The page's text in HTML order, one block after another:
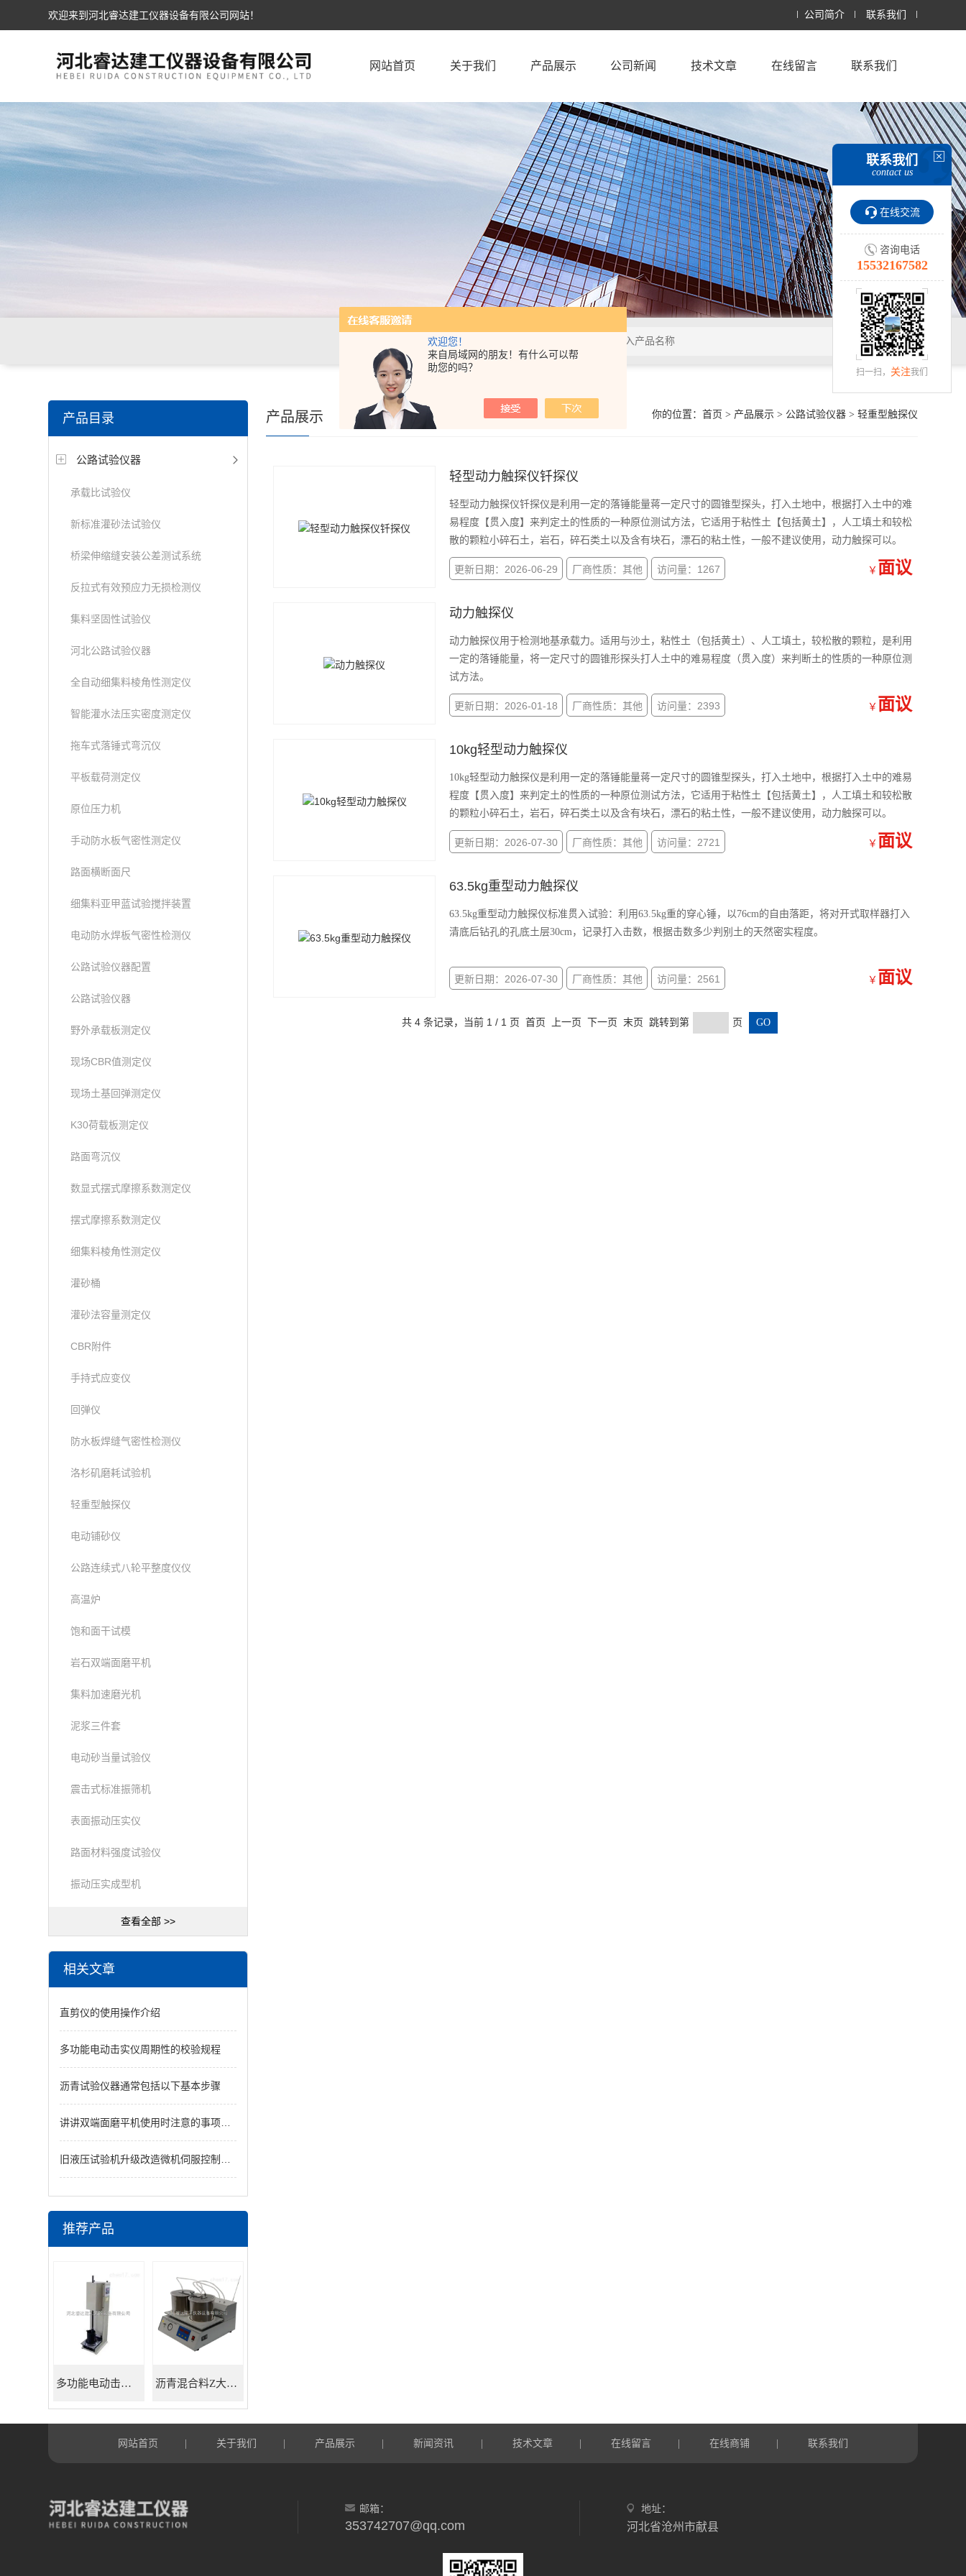
欢迎您！
来自局域网的朋友！有什么可以帮
助您的吗？
欢迎来到河北睿达建工仪器设备有限公司网站！ 公司简介 联系我们
网站首页 关于我们 产品展示 公司新闻 技术文章 在线留言 联系我们
产品目录
公路试验仪器
承载比试验仪
新标准灌砂法试验仪
桥梁伸缩缝安装公差测试系统
反拉式有效预应力无损检测仪
集料坚固性试验仪
河北公路试验仪器
全自动细集料棱角性测定仪
智能灌水法压实密度测定仪
拖车式落锤式弯沉仪
平板载荷测定仪
原位压力机
手动防水板气密性测定仪
路面横断面尺
细集料亚甲蓝试验搅拌装置
电动防水焊板气密性检测仪
公路试验仪器配置
公路试验仪器
野外承载板测定仪
现场CBR值测定仪
现场土基回弹测定仪
K30荷载板测定仪
路面弯沉仪
数显式摆式摩擦系数测定仪
摆式摩擦系数测定仪
细集料棱角性测定仪
灌砂桶
灌砂法容量测定仪
CBR附件
手持式应变仪
回弹仪
防水板焊缝气密性检测仪
洛杉矶磨耗试验机
轻重型触探仪
电动铺砂仪
公路连续式八轮平整度仪仪
高温炉
饱和面干试模
岩石双端面磨平机
集料加速磨光机
泥浆三件套
电动砂当量试验仪
震击式标准振筛机
表面振动压实仪
路面材料强度试验仪
振动压实成型机
查看全部 >>
相关文章
直剪仪的使用操作介绍
多功能电动击实仪周期性的校验规程
沥青试验仪器通常包括以下基本步骤
讲讲双端面磨平机使用时注意的事项和维护保养
旧液压试验机升级改造微机伺服控制系统
推荐产品
多功能电动击实仪 沥青混合料Z大理论相对密度仪
你的位置： 首页 > 产品展示> 公路试验仪器> 轻重型触探仪
产品展示
轻型动力触探仪钎探仪
轻型动力触探仪钎探仪是利用一定的落锤能量蒋一定尺寸的圆锥型探头，打入土地中，根据打入土中的难
易程度【贯入度】来判定土的性质的一种原位测试方法，它适用于粘性土【包括黄土】，人工填土和较松
散的颗粒小碎石土，岩石，碎石类土以及含有块石，漂石的粘土性，一般不建议使用，动力触探可以。
更新日期：2026-06-29 厂商性质：其他 访问量：1267 ￥ 面议
动力触探仪
动力触探仪用于检测地基承载力。适用与沙土，粘性土（包括黄土）、人工填土，较松散的颗粒，是利用
一定的落锤能量，将一定尺寸的圆锥形探头打人土中的难易程度（贯入度）来判断土的性质的一种原位测
试方法。
更新日期：2026-01-18 厂商性质：其他 访问量：2393 ￥ 面议
10kg轻型动力触探仪
10kg轻型动力触探仪是利用一定的落锤能量蒋一定尺寸的圆锥型探头，打入土地中，根据打入土中的难易
程度【贯入度】来判定土的性质的一种原位测试方法，它适用于粘性土【包括黄土】，人工填土和较松散
的颗粒小碎石土，岩石，碎石类土以及含有块石，漂石的粘土性，一般不建议使用，动力触探可以。
更新日期：2026-07-30 厂商性质：其他 访问量：2721 ￥ 面议
63.5kg重型动力触探仪
63.5kg重型动力触探仪标准贯入试验：利用63.5kg重的穿心锤，以76cm的自由落距，将对开式取样器打入
清底后钻孔的孔底土层30cm，记录打入击数，根据击数多少判别土的天然密实程度。
更新日期：2026-07-30 厂商性质：其他 访问量：2561 ￥ 面议
共 4 条记录，当前 1 / 1 页 首页 上一页 下一页 末页 跳转到第 页
网站首页 关于我们 产品展示 新闻资讯 技术文章 在线留言 在线商铺 联系我们
邮箱：
353742707@qq.com
地址：
河北省沧州市献县
联系我们
contact us
在线交流
咨询电话
15532167582
扫一扫， 关注我们